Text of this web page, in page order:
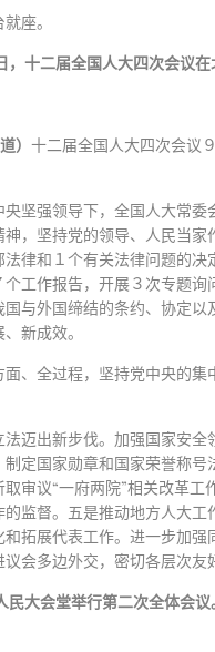
座。
，十二届全国人大四次会议
）十二届全国人大四次会议
坚强领导下，全国人大常
，坚持党的领导、人民当
律和１个有关法律问题的
工作报告，开展３次专题
与外国缔结的条约、协定
新成效。
、全过程，坚持党中央的
迈出新步伐。加强国家安
定国家勋章和国家荣誉称
审议“一府两院”相关改革
监督。五是推动地方人大
拓展代表工作。进一步加
会多边外交，密切各层次友
大会堂举行第二次全体会